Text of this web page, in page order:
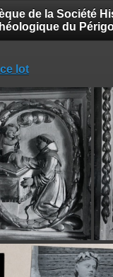
de la Société
du
lot